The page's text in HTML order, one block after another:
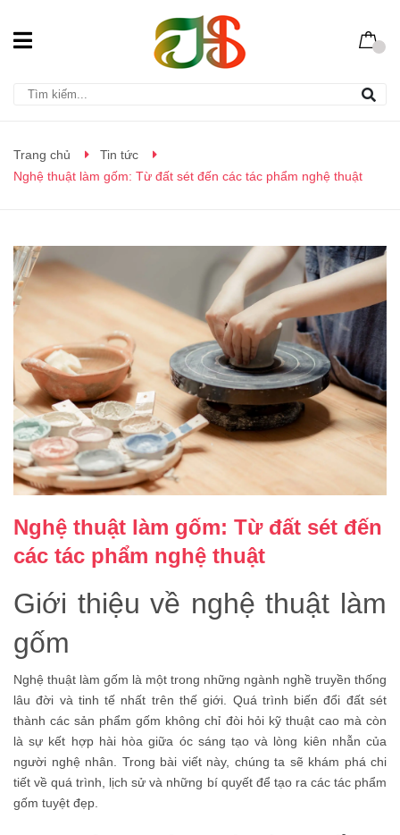
Trang chủ
Tin tức
Nghệ thuật làm gốm: Từ đất sét đến các tác phẩm nghệ thuật
Nghệ thuật làm gốm: Từ đất sét đến
các tác phẩm nghệ thuật
Giới thiệu về nghệ thuật làm
gốm
Nghệ thuật làm gốm là một trong những ngành nghề truyền thống
lâu đời và tinh tế nhất trên thế giới. Quá trình biến đổi đất sét
thành các sản phẩm gốm không chỉ đòi hỏi kỹ thuật cao mà còn
là sự kết hợp hài hòa giữa óc sáng tạo và lòng kiên nhẫn của
người nghệ nhân. Trong bài viết này, chúng ta sẽ khám phá chi
tiết về quá trình, lịch sử và những bí quyết để tạo ra các tác phẩm
gốm tuyệt đẹp.